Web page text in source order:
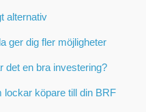
alternativ
ger dig fler möjligheter
det en bra investering?
lockar köpare till din BRF